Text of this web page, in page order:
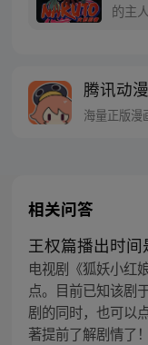
的主
性格
对这
腾讯动
海量正版漫
相关问答
王权篇播出时间
电视剧《狐妖小红
点。目前已知该剧
剧的同时，也可以
著提前了解剧情了！